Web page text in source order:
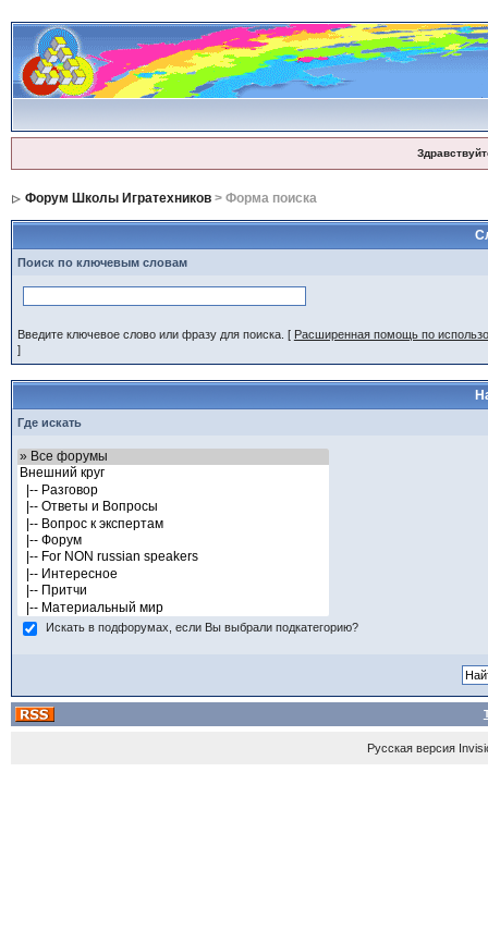
Форум Школы Игратехников> Форма поиска
Поиск по ключевым словам
Введите ключевое слово или фразу для поиска. [ Расширенная помощь по
]
Где искать
Искать в подфорумах, если Вы выбрали подкатегорию?
Русская версия